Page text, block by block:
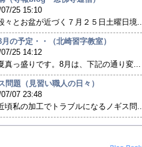
25 15:10
々とお盆が近づく７月２５日土曜日境...
月の予定・・（北崎習字教室）
25 14:12
真っ盛りです。8月は、下記の通り変...
問題（見習い職人の日々）
07 23:48
頃私の加工でトラブルになるノギス問...